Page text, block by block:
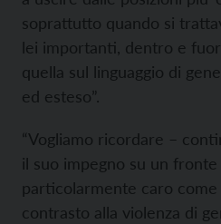
soprattutto quando si
lei importanti, dentro e
quella sul linguaggio di
ed esteso”.
“Vogliamo ricordare –
il suo impegno su un fronte
particolarmente caro
contrasto alla violenza di